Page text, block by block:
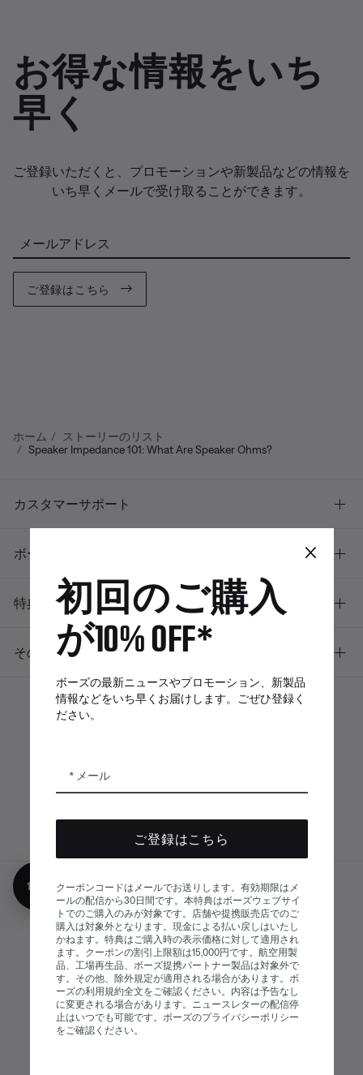
お得な情報をいち
早く
ご登録いただくと、プロモーションや新製品などの情報を
いち早くメールで受け取ることができます。
メールアドレス
ご登録はこちら
ホーム
ストーリーのリスト
Speaker Impedance 101: What Are Speaker Ohms?
カスタマーサポート
ボーズについて
特典
その他のリンク
© Bose Corporation 2026 サイトマップ
法的事項 プライバシーポリシー
アクセシビリティ
クッキーに関する通知 販売条件
利用条件 現代奴隷制に関する声明
×
初回のご購入
が10% OFF*
ボーズの最新ニュースやプロモーション、新製品
情報などをいち早くお届けします。ごぜひ登録く
ださい。
メール
ご登録はこちら
クーポンコードはメールでお送りします。有効期限はメ
ールの配信から30日間です。本特典はボーズウェブサイ
トでのご購入のみが対象です。店舗や提携販売店でのご
購入は対象外となります。現金による払い戻しはいたし
かねます。特典はご購入時の表示価格に対して適用され
ます。クーポンの割引上限額は15,000円です。航空用製
品、工場再生品、ボーズ提携パートナー製品は対象外で
す。その他、除外規定が適用される場合があります。ボ
ーズの利用規約全文をご確認ください。内容は予告なし
に変更される場合があります。ニュースレターの配信停
止はいつでも可能です。ボーズのプライバシーポリシー
をご確認ください。
10%オフ